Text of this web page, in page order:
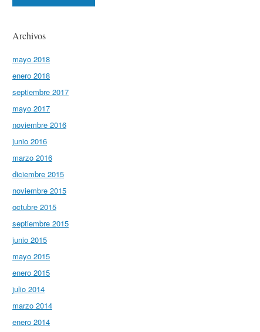
Archivos
mayo 2018
enero 2018
septiembre 2017
mayo 2017
noviembre 2016
junio 2016
marzo 2016
diciembre 2015
noviembre 2015
octubre 2015
septiembre 2015
junio 2015
mayo 2015
enero 2015
julio 2014
marzo 2014
enero 2014